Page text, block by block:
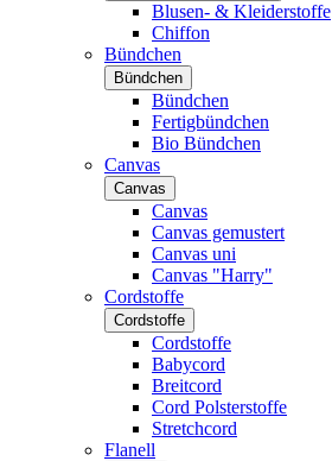
Blusen- & Kleiderstoffe
Chiffon
Bündchen
Bündchen
Bündchen
Fertigbündchen
Bio Bündchen
Canvas
Canvas
Canvas
Canvas gemustert
Canvas uni
Canvas "Harry"
Cordstoffe
Cordstoffe
Cordstoffe
Babycord
Breitcord
Cord Polsterstoffe
Stretchcord
Flanell